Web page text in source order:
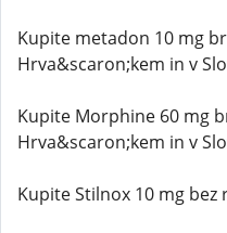
Kupite metadon 10 mg
Hrva&scaron;kem in v
Kupite Morphine 60 mg
Hrva&scaron;kem in v
Kupite Stilnox 10 mg